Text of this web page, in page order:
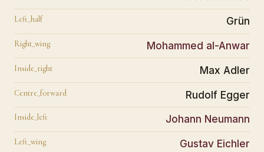
Left_half Grün
Right_wing Mohammed al-Anwar
Inside_right Max Adler
Centre_forward Rudolf Egger
Inside_left Johann Neumann
Left_wing Gustav Eichler